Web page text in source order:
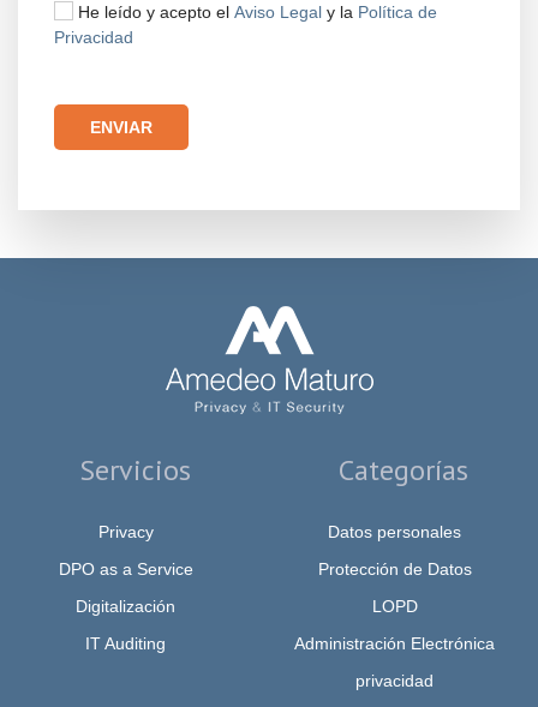
He leído y acepto el Aviso Legal y la Política de
Privacidad
Servicios
Privacy
DPO as a Service
Digitalización
IT Auditing
Categorías
Datos personales
Protección de Datos
LOPD
Administración Electrónica
privacidad